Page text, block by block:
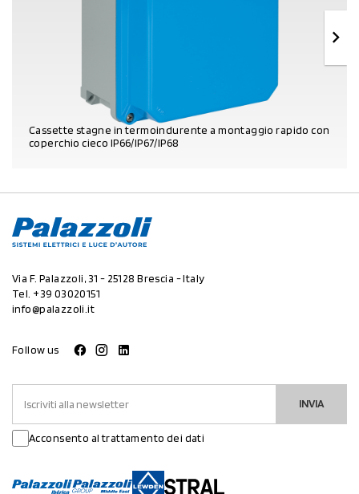
Cassette stagne in termoindurente a montaggio rapido con
coperchio cieco IP66/IP67/IP68
Via F. Palazzoli, 31 - 25128 Brescia - Italy
Tel. +39 03020151
info@palazzoli.it
Follow us
INVIA
Acconsento al trattamento dei dati